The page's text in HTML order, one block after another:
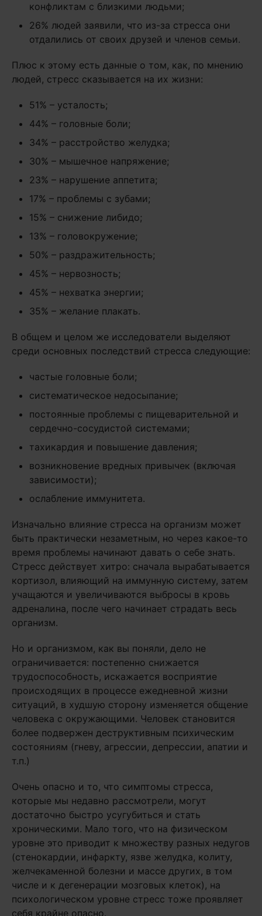
конфликтам с близкими людьми;
26% людей заявили, что из-за стресса они
отдалились от своих друзей и членов семьи.
Плюс к этому есть данные о том, как, по мнению
людей, стресс сказывается на их жизни:
51% – усталость;
44% – головные боли;
34% – расстройство желудка;
30% – мышечное напряжение;
23% – нарушение аппетита;
17% – проблемы с зубами;
15% – снижение либидо;
13% – головокружение;
50% – раздражительность;
45% – нервозность;
45% – нехватка энергии;
35% – желание плакать.
В общем и целом же исследователи выделяют
среди основных последствий стресса следующие:
частые головные боли;
систематическое недосыпание;
постоянные проблемы с пищеварительной и
сердечно-сосудистой системами;
тахикардия и повышение давления;
возникновение вредных привычек (включая
зависимости);
ослабление иммунитета.
Изначально влияние стресса на организм может
быть практически незаметным, но через какое-то
время проблемы начинают давать о себе знать.
Стресс действует хитро: сначала вырабатывается
кортизол, влияющий на иммунную систему, затем
учащаются и увеличиваются выбросы в кровь
адреналина, после чего начинает страдать весь
организм.
Но и организмом, как вы поняли, дело не
ограничивается: постепенно снижается
трудоспособность, искажается восприятие
происходящих в процессе ежедневной жизни
ситуаций, в худшую сторону изменяется общение
человека с окружающими. Человек становится
более подвержен деструктивным психическим
состояниям (гневу, агрессии, депрессии, апатии и
т.п.)
Очень опасно и то, что симптомы стресса,
которые мы недавно рассмотрели, могут
достаточно быстро усугубиться и стать
хроническими. Мало того, что на физическом
уровне это приводит к множеству разных недугов
(стенокардии, инфаркту, язве желудка, колиту,
желчекаменной болезни и массе других, в том
числе и к дегенерации мозговых клеток), на
психологическом уровне стресс тоже проявляет
себя крайне опасно.